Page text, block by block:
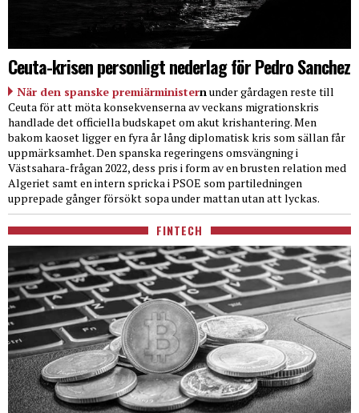
Ceuta-krisen personligt nederlag för Pedro Sanchez
När den spanske premiärministernunder gårdagen reste till
Ceuta för att möta konsekvenserna av veckans migrationskris
handlade det officiella budskapet om akut krishantering. Men
bakom kaoset ligger en fyra år lång diplomatisk kris som sällan får
uppmärksamhet. Den spanska regeringens omsvängning i
Västsahara-frågan 2022, dess pris i form av en brusten relation med
Algeriet samt en intern spricka i PSOE som partiledningen
upprepade gånger försökt sopa under mattan utan att lyckas.
FINTECH